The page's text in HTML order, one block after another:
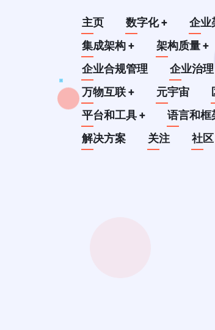
Main
navigation
主页 数字化+ 企
集成架构+ 架构质量+
企业合规管理
企业治
万物互联+ 元宇宙
平台和工具+ 语言和
解决方案
关注 社区